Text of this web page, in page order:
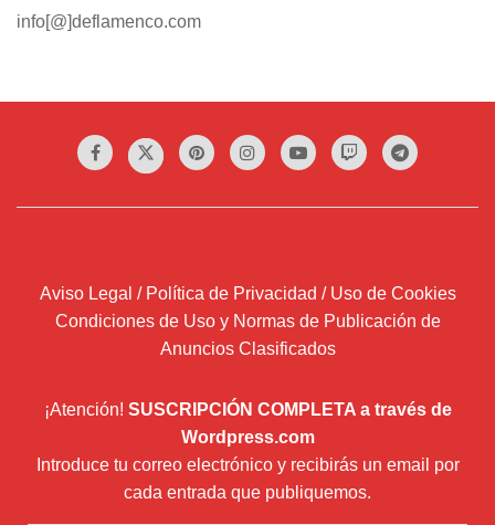
info[@]deflamenco.com
Aviso Legal / Política de Privacidad / Uso de Cookies
Condiciones de Uso y Normas de Publicación de
Anuncios Clasificados
¡Atención! SUSCRIPCIÓN COMPLETA a través de
Wordpress.com
Introduce tu correo electrónico y recibirás un email por
cada entrada que publiquemos.